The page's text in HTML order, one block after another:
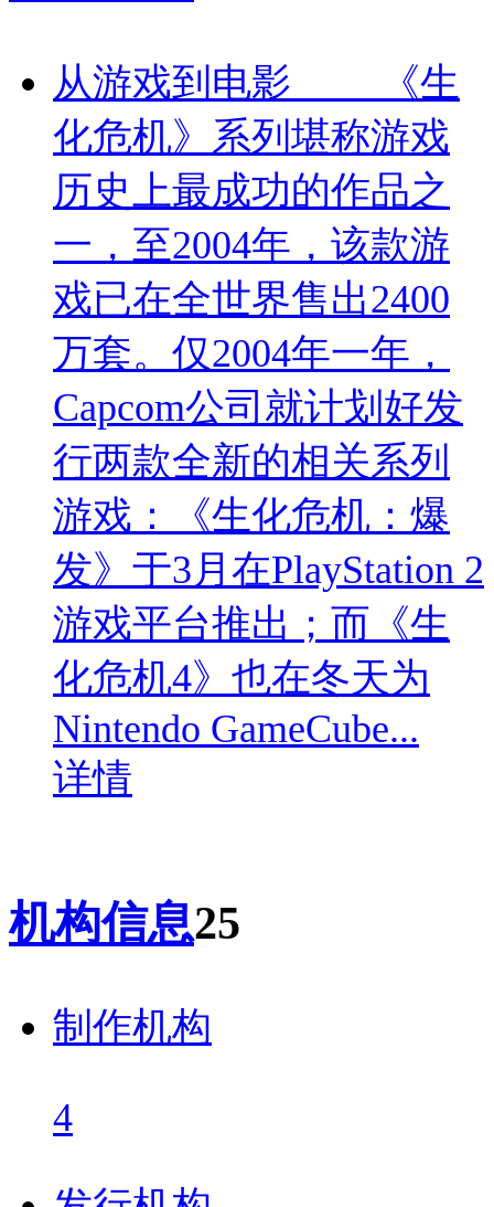
从游戏到电影 《生
化危机》系列堪称游戏
历史上最成功的作品之
一，至2004年，该款游
戏已在全世界售出2400
万套。仅2004年一年，
Capcom公司就计划好发
行两款全新的相关系列
游戏：《生化危机：爆
发》于3月在PlayStation 2
游戏平台推出；而《生
化危机4》也在冬天为
Nintendo GameCube...
详情
机构信息25
制作机构
4